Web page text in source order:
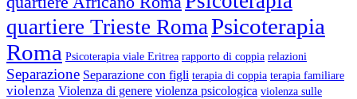
quartiere Trieste Roma Psicoterapia
Roma Psicoterapia viale Eritrea rapporto di coppia relazioni
Separazione Separazione con figli terapia di coppia terapia familiare
violenza Violenza di genere violenza psicologica violenza sulle